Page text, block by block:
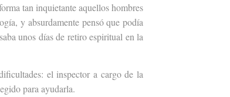
tan inquietante aquellos hombres
y absurdamente pensó que podía
unos días de retiro espiritual en la
el inspector a cargo de la
para ayudarla.